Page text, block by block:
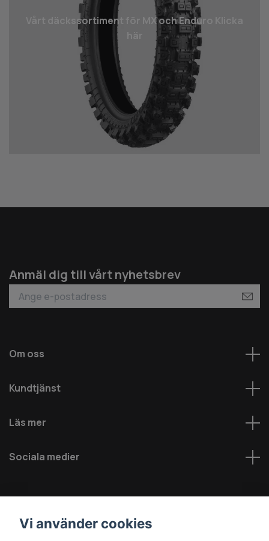
Vårt däcks­sortiment för MX och Enduro Klicka
Anmäl dig till vårt nyhetsbrev
Om oss
Kundtjänst
Läs mer
Sociala medier
Vi använder cookies